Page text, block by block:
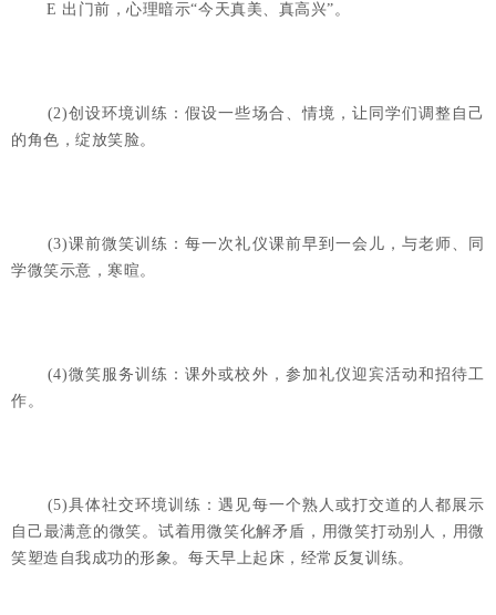
E 出门前，心理暗示“今天真美、真高兴”。
(2)创设环境训练：假设一些场合、情境，让同学们调整自己
的角色，绽放笑脸。
(3)课前微笑训练：每一次礼仪课前早到一会儿，与老师、同
学微笑示意，寒暄。
(4)微笑服务训练：课外或校外，参加礼仪迎宾活动和招待工
作。
(5)具体社交环境训练：遇见每一个熟人或打交道的人都展示
自己最满意的微笑。试着用微笑化解矛盾，用微笑打动别人，用微
笑塑造自我成功的形象。每天早上起床，经常反复训练。